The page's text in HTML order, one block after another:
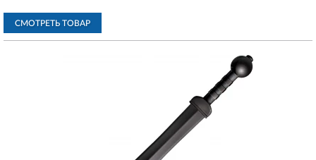
СМОТРЕТЬ ТОВАР